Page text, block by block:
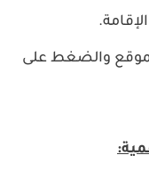
والضغط على